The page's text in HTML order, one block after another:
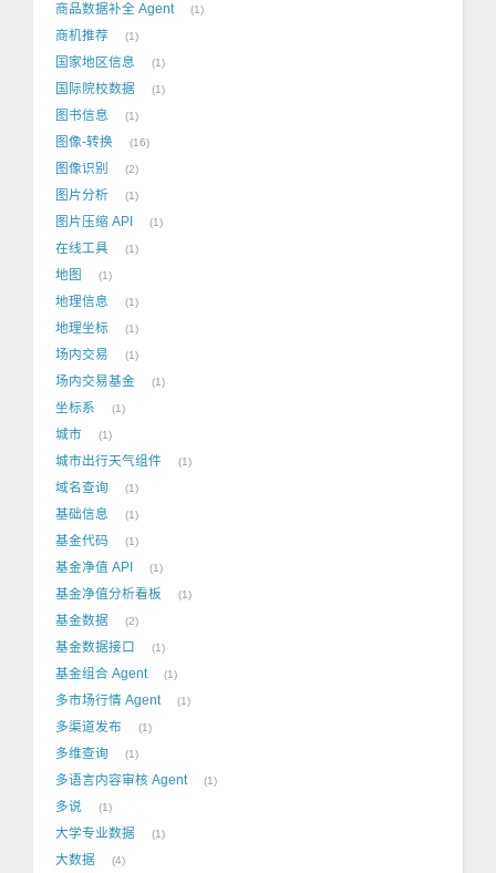
商品数据补全 Agent 1
商机推荐 1
国家地区信息 1
国际院校数据 1
图书信息 1
图像-转换 16
图像识别 2
图片分析 1
图片压缩 API 1
在线工具 1
地图 1
地理信息 1
地理坐标 1
场内交易 1
场内交易基金 1
坐标系 1
城市 1
城市出行天气组件 1
域名查询 1
基础信息 1
基金代码 1
基金净值 API 1
基金净值分析看板 1
基金数据 2
基金数据接口 1
基金组合 Agent 1
多市场行情 Agent 1
多渠道发布 1
多维查询 1
多语言内容审核 Agent 1
多说 1
大学专业数据 1
大数据 4